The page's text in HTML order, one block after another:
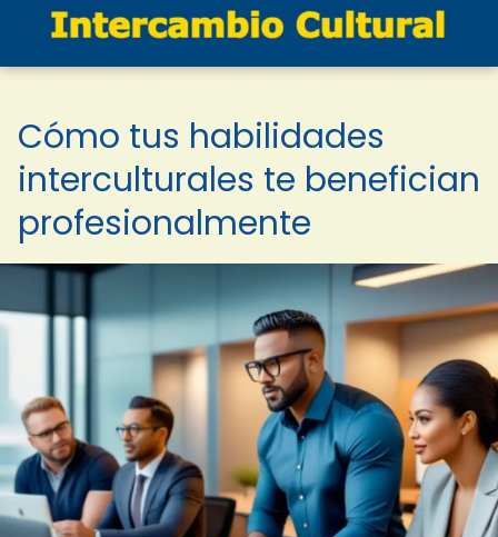
Cómo tus habilidades
interculturales te benefician
profesionalmente